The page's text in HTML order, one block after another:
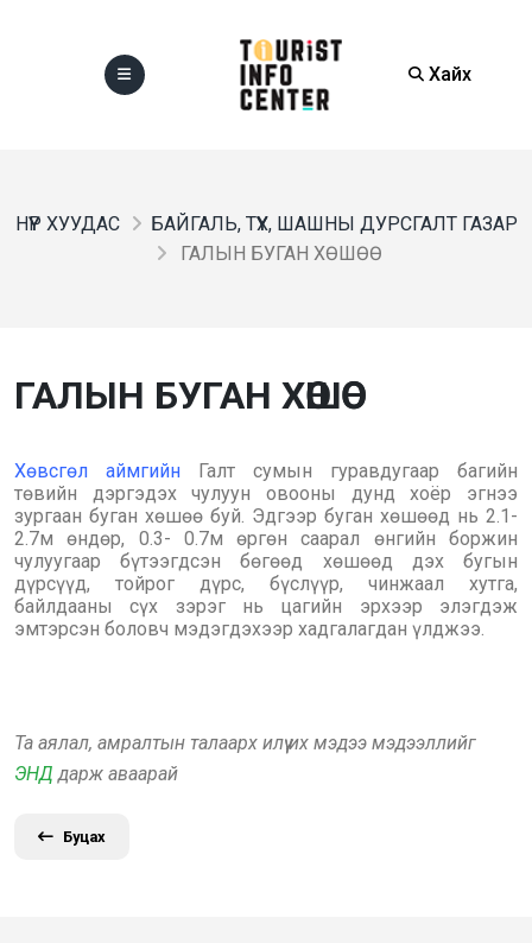
Хайх
НҮҮР ХУУДАС
БАЙГАЛЬ, ТҮҮХ, ШАШНЫ ДУРСГАЛТ ГАЗАР
ГАЛЫН БУГАН ХӨШӨӨ
ГАЛЫН БУГАН ХӨШӨӨ
Хөвсгөл аймгийн Галт сумын гуравдугаар багийн
төвийн дэргэдэх чулуун овооны дунд хоёр эгнээ
зургаан буган хөшөө буй. Эдгээр буган хөшөөд нь 2.1-
2.7м өндөр, 0.3- 0.7м өргөн саарал өнгийн боржин
чулуугаар бүтээгдсэн бөгөөд хөшөөд дэх бугын
дүрсүүд, тойрог дүрс, бүслүүр, чинжаал хутга,
байлдааны сүх зэрэг нь цагийн эрхээр элэгдэж
эмтэрсэн боловч мэдэгдэхээр хадгалагдан үлджээ.
Та аялал, амралтын талаарх илүү их мэдээ мэдээллийг
ЭНД дарж аваарай
Буцах